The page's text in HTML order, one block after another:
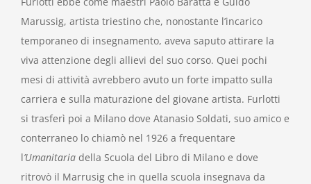
Marussig, artista triestino che, nonostante l’incarico
temporaneo di insegnamento, aveva saputo attirare la
viva attenzione degli allievi del suo corso. Quei pochi
mesi di attività avrebbero avuto un forte impatto sulla
carriera e sulla maturazione del giovane artista. Furlotti
si trasferì poi a Milano dove Atanasio Soldati, suo amico e
conterraneo lo chiamò nel 1926 a frequentare
l’Umanitaria della Scuola del Libro di Milano e dove
ritrovò il Marrusig che in quella scuola insegnava da